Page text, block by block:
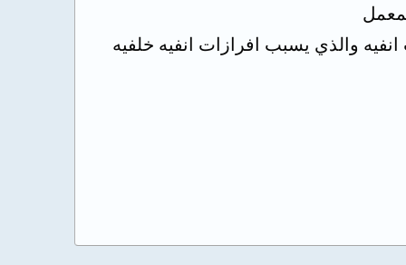
والذي يسبب افرازات انفيه خلفيه